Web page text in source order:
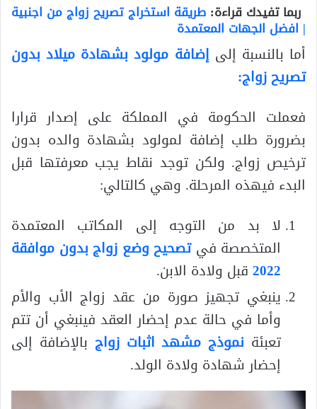
ربما تفيدك قراءة:طريقة استخراج تصريح زواج من اجنبية
| افضل الجهات المعتمدة
أما بالنسبة إلىإضافة مولود بشهادة ميلاد بدون
تصريح زواج:
فعملت الحكومة في المملكة على إصدار قرارا
بضرورة طلب إضافة لمولود بشهادة والده بدون
ترخيص زواج. ولكن توجد نقاط يجب معرفتها قبل
البدء فيهذه المرحلة. وهي كالتالي:
لا بد من التوجه إلى المكاتب المعتمدة
المتخصصة فيتصحيح وضع زواج بدون موافقة
2022قبل ولادة الابن.
ينبغي تجهيز صورة من عقد زواج الأب والأم
وأما في حالة عدم إحضار العقد فينبغي أن تتم
تعبئة نموذج مشهد اثبات زواج بالإضافة إلى
إحضار شهادة ولادة الولد.